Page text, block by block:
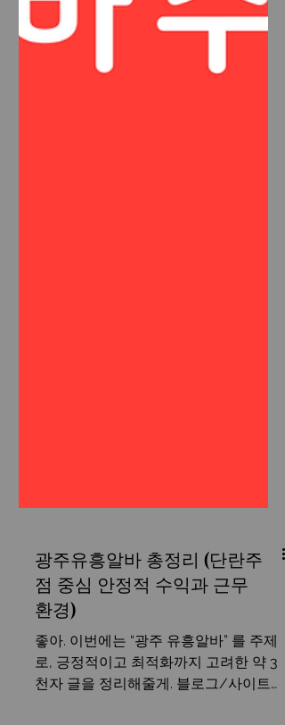
광주유흥알바 총정리 (단란주
점 중심 안정적 수익과 근무
환경)
좋아. 이번에는 “광주 유흥알바” 를 주제
로, 긍정적이고 최적화까지 고려한 약 3